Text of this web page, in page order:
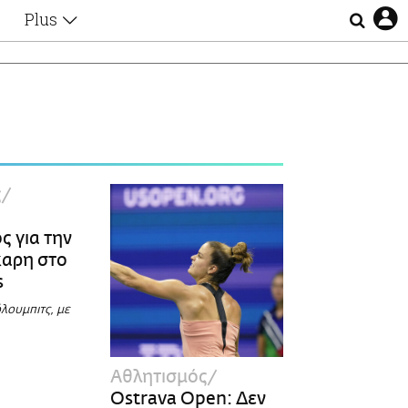
Plus
Lgbtqi+
Επιλογές
για την
στο
με
Αθλητισμός
Ostrava Open: Δεν